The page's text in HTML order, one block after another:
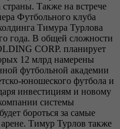
Также на встрече
Футбольного клуба
Тимура Турлова
года. В общей сложности
CORP. планирует
12 млрд намерены
футбольной академии
юношеского футбола и
инвестициям и новому
системы
бороться за самые
Тимур Турлов также